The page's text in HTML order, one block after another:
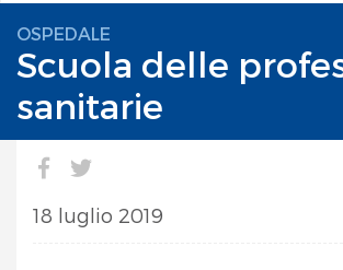
OSPEDALE
Scuola delle
sanitarie
18 luglio 2019